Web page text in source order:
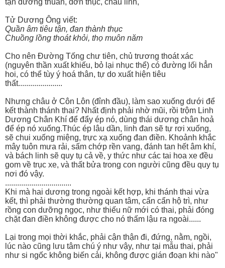
Tử Dương Ông viết:
Quần âm tiêu tận, đan thành thục
Chuồng lồng thoát khỏi, thọ muôn năm
Cho nên Đường Tống chư tiên, chủ trương thoát xác
(nguyên thần xuất khiếu, bỏ lại nhục thể) có đường lối hẳn
hoi, có thể tùy ý hoá thân, tự do xuất hiện tiêu
thất......................
Nhưng châu ở Côn Lôn (đỉnh đầu), làm sao xuống dưới để
kết thành thánh thai? Nhất định phải nhờ mũi, rồi trộm Linh
Dương Chân Khí để đẩy ép nó, dùng thái dương chân hoả
để ép nó xuống.Thúc ép lâu dần, linh đan sẽ tự rơi xuống,
sẽ chui xuống miệng, trực xạ xuống đan điền. Khoảnh khắc
mây tuôn mưa rải, sấm chớp rền vang, đánh tan hết âm khí,
và bách linh sẽ quy tụ cả về, y thức như các tai hoa xe đều
gom về trục xe, và thất bửa trong con người cũng đều quy tụ
nơi đó vậy.
.................................
Khi mà hai dương trong ngoài kết hợp, khi thánh thai vừa
kết, thì phải thường thường quan tâm, cẩn cẩn hộ trì, như
rồng con dưỡng ngọc, như thiếu nữ mới có thai, phải đóng
chặt đan điền không được cho nó thấm lậu ra ngoài......
Lại trong mọi thời khắc, phải cận thận đi, đứng, nằm, ngồi,
lúc nào cũng lưu tâm chú ý như vậy, như tại mẫu thai, phải
như si ngốc không biến cải, không được gián đoạn khi nào"